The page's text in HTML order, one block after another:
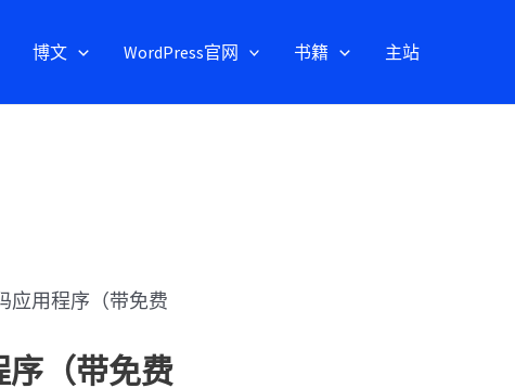
博文 WordPress官网 书籍 主站
应用程序（带免费
（带免费